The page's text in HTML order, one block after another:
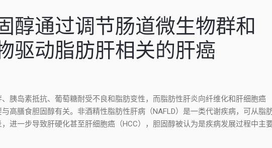
醇通过调节肠道微生物群和
驱动脂肪肝相关的肝癌
胰岛素抵抗、葡萄糖耐受不良和脂肪变性，而脂肪性肝炎向纤维化和肝细胞癌
与高膳食胆固醇有关。非酒精性脂肪性肝病（NAFLD）是一类代谢疾病，可从脂
进一步导致肝硬化甚至肝细胞癌（HCC），胆固醇被认为是疾病发展过程中主